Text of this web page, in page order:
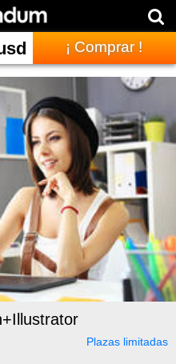
¡ Comprar !
Plazas limitadas